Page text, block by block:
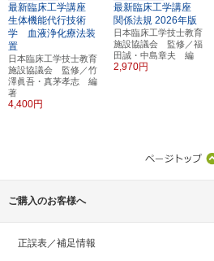
最新臨床工学講座
生体機能代行技術
学 血液浄化療法装
置
日本臨床工学技士教育
施設協議会 監修／竹
澤眞吾・真茅孝志 編
著
4,400円
最新臨床工学講座
関係法規 2026年版
日本臨床工学技士教育
施設協議会 監修／福
田誠・中島章夫 編
2,970円
ご購入のお客様へ
正誤表／補足情報